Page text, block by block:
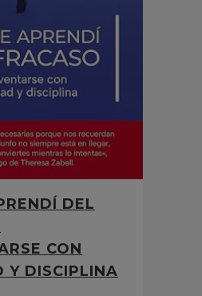
DEL
CON
Y DISCIPLINA